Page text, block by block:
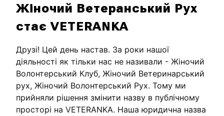
Жіночий Ветеранський Рух
стає VETERANKA
Друзі! Цей день настав. За роки нашої
діяльності як тільки нас не називали - Жіночий
Волонтерський Клуб, Жіночий Ветеринарський
рух, Жіночий Волонтерський Рух. Тому ми
прийняли рішення змінити назву в публічному
просторі на VETERANKA. Наша юридична назва